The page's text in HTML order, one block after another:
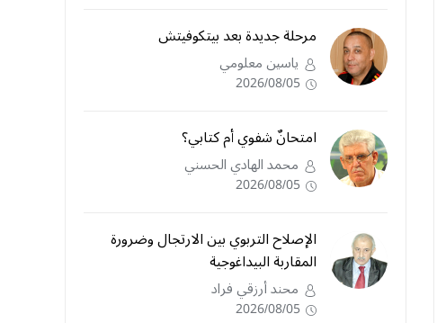
مرحلة جديدة بعد بيتكوفيتش
ياسين معلومي
2026/08/05
امتحانٌ شفوي أم كتابي؟
محمد الهادي الحسني
2026/08/05
الإصلاح التربوي بين الارتجال وضرورة
المقاربة البيداغوجية
محند أرزقي فراد
2026/08/05